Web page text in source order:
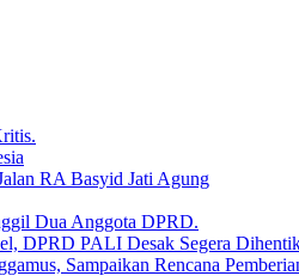
RA Basyid Jati Agung
Dua Anggota DPRD.
DPRD PALI Desak Segera
Sampaikan Rencana